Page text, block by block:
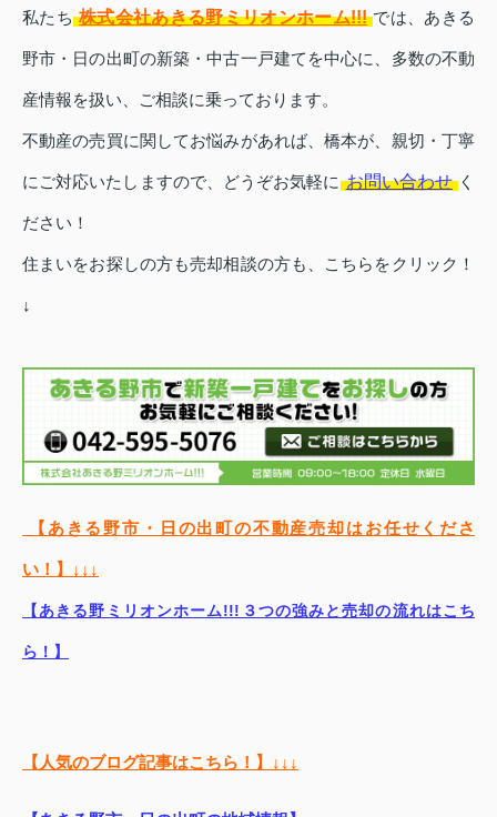
私たち 株式会社あきる野ミリオンホーム!!! では、あきる
野市・日の出町の新築・中古一戸建てを中心に、多数の不動
産情報を扱い、ご相談に乗っております。
不動産の売買に関してお悩みがあれば、橋本が、親切・丁寧
にご対応いたしますので、どうぞお気軽に お問い合わせ く
ださい！
住まいをお探しの方も売却相談の方も、こちらをクリック！
↓
【あきる野市・日の出町の不動産売却はお任せくださ
い！】↓↓↓
【あきる野ミリオンホーム!!!３つの強みと売却の流れはこち
ら！】
【人気のブログ記事はこちら！】↓↓↓